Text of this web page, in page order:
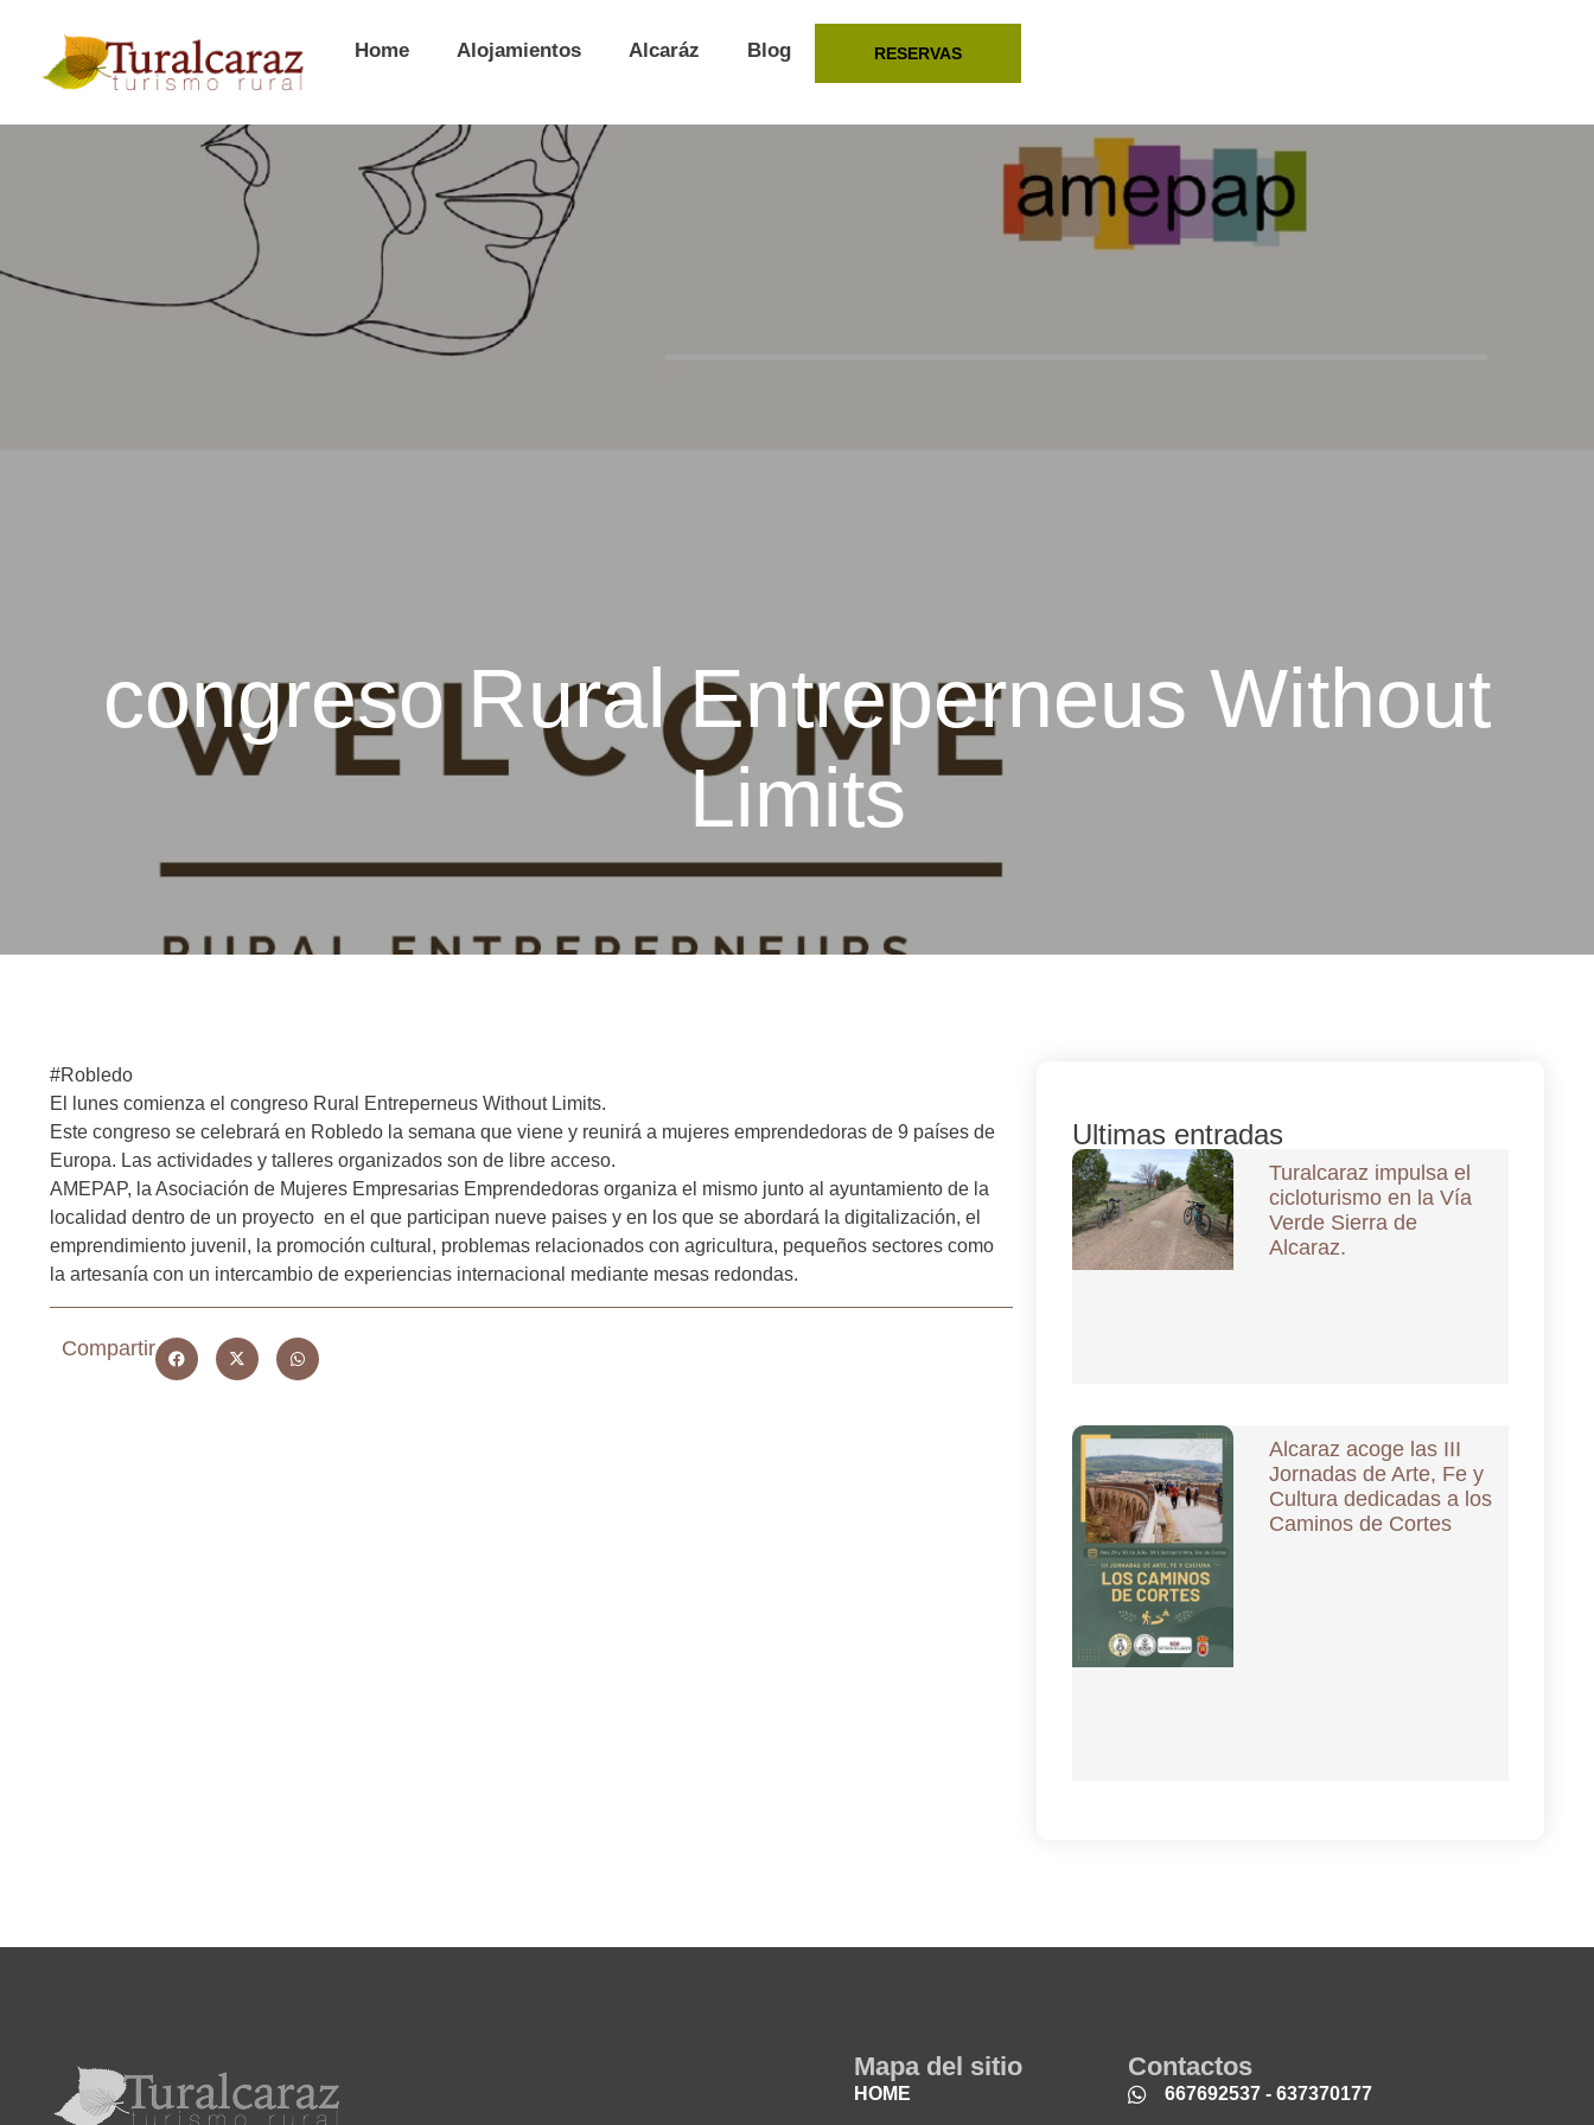
Home Alojamientos Alcaráz Blog RESERVAS
congreso Rural Entreperneus Without
Limits
#Robledo
El lunes comienza el congreso Rural Entreperneus Without Limits.
Este congreso se celebrará en Robledo la semana que viene y reunirá a mujeres emprendedoras de 9 países de
Europa. Las actividades y talleres organizados son de libre acceso.
AMEPAP, la Asociación de Mujeres Empresarias Emprendedoras organiza el mismo junto al ayuntamiento de la
localidad dentro de un proyecto en el que participan nueve paises y en los que se abordará la digitalización, el
emprendimiento juvenil, la promoción cultural, problemas relacionados con agricultura, pequeños sectores como
la artesanía con un intercambio de experiencias internacional mediante mesas redondas.
Compartir
Ultimas entradas
Turalcaraz impulsa el
cicloturismo en la Vía
Verde Sierra de
Alcaraz.
Alcaraz acoge las III
Jornadas de Arte, Fe y
Cultura dedicadas a los
Caminos de Cortes
Mapa del sitio
HOME
Contactos
667692537 - 637370177